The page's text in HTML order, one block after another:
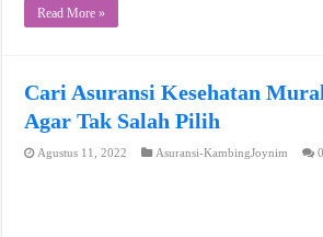
Read More »
Cari Asuransi Kesehatan
Agar Tak Salah Pilih
Agustus 11, 2022 Asuransi-KambingJoynim 0